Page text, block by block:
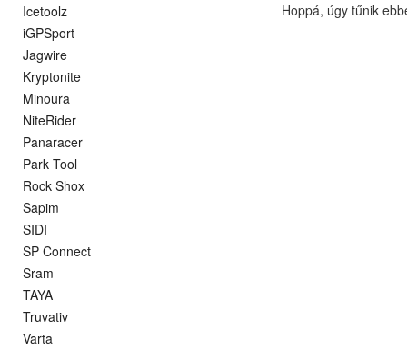
Icetoolz
iGPSport
Jagwire
Kryptonite
Minoura
NiteRider
Panaracer
Park Tool
Rock Shox
Sapim
SIDI
SP Connect
Sram
TAYA
Truvativ
Varta
Hoppá, úgy tűnik